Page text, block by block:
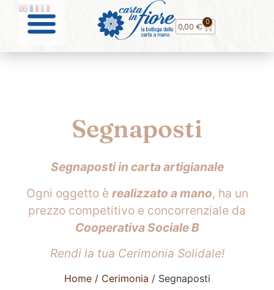
0,00 € 0
Segnaposti
Segnaposti in carta artigianale
Ogni oggetto è realizzato a mano, ha un
prezzo competitivo e concorrenziale da
Cooperativa Sociale B
Rendi la tua Cerimonia Solidale!
Home/ Cerimonia / Segnaposti